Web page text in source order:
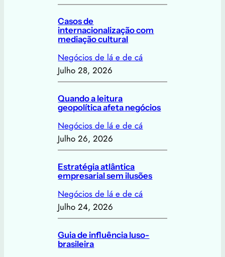
Casos de
internacionalização com
mediação cultural
Negócios de lá e de cá
Julho 28, 2026
Quando a leitura
geopolítica afeta negócios
Negócios de lá e de cá
Julho 26, 2026
Estratégia atlântica
empresarial sem ilusões
Negócios de lá e de cá
Julho 24, 2026
Guia de influência luso-
brasileira